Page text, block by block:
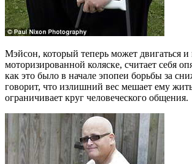
Мэйсон, который теперь может двигаться и
моторизированной коляске, считает себя
как это было в начале эпопеи борьбы за
говорит, что излишний вес мешает ему
ограничивает круг человеческого общения.